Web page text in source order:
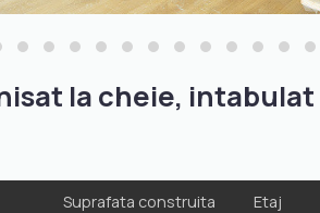
la cheie, intabulat
Suprafata construita Etaj